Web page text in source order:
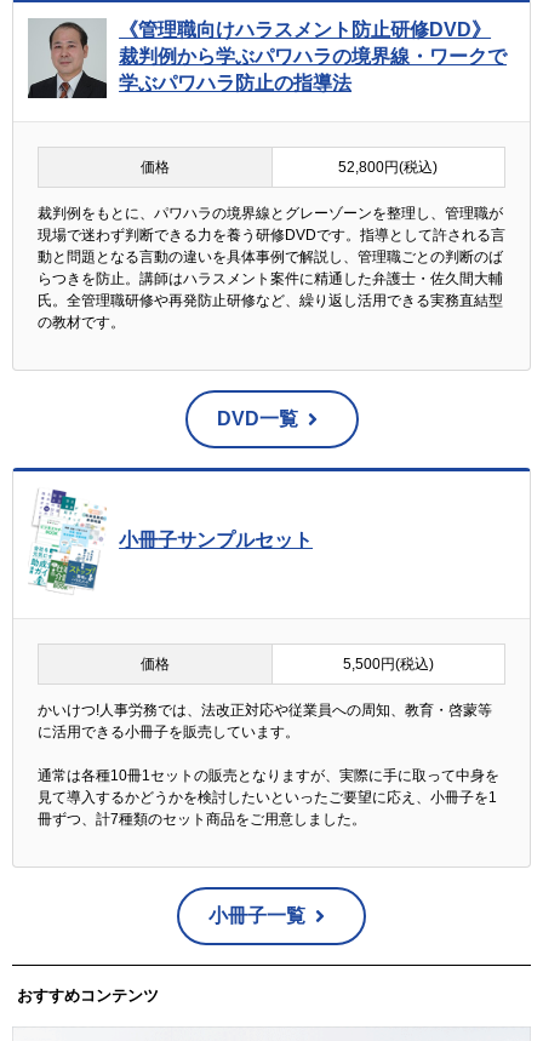
《管理職向けハラスメント防止研修DVD》
裁判例から学ぶパワハラの境界線・ワークで
学ぶパワハラ防止の指導法
価格 52,800円(税込)
裁判例をもとに、パワハラの境界線とグレーゾーンを整理し、管理職が
現場で迷わず判断できる力を養う研修DVDです。指導として許される言
動と問題となる言動の違いを具体事例で解説し、管理職ごとの判断のば
らつきを防止。講師はハラスメント案件に精通した弁護士・佐久間大輔
氏。全管理職研修や再発防止研修など、繰り返し活用できる実務直結型
の教材です。
DVD一覧
小冊子サンプルセット
価格 5,500円(税込)
かいけつ!人事労務では、法改正対応や従業員への周知、教育・啓蒙等
に活用できる小冊子を販売しています。
通常は各種10冊1セットの販売となりますが、実際に手に取って中身を
見て導入するかどうかを検討したいといったご要望に応え、小冊子を1
冊ずつ、計7種類のセット商品をご用意しました。
小冊子一覧
おすすめコンテンツ